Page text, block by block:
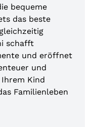
bequeme
das beste
schafft
und eröffnet
und
Kind
Familienleben